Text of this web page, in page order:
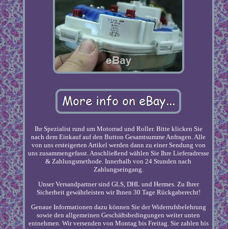
Ihr Spezialist rund um Motorrad und Roller. Bitte klicken Sie
nach dem Einkauf auf den Button Gesamtsumme Anfragen. Alle
von uns ersteigerten Artikel werden dann zu einer Sendung von
uns zusammengefasst. Anschließend wählen Sie Ihre Lieferadresse
& Zahlungsmethode. Innerhalb von 24 Stunden nach
Zahlungseingang.
Unser Versandpartner sind GLS, DHL und Hermes. Zu Ihrer
Sicherheit gewährleisten wir Ihnen 30 Tage Rückgaberecht!
Genaue Informationen dazu können Sie der Widerrufsbelehrung
sowie den allgemeinen Geschäftsbedingungen weiter unten
entnehmen. Wir versenden von Montag bis Freitag. Sie zahlen bis